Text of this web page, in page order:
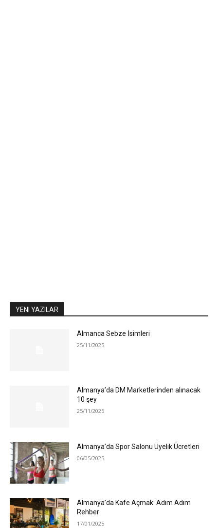
YENI YAZILAR
Almanca Sebze İsimleri
25/11/2025
Almanya’da DM Marketlerinden alınacak
10 şey
25/11/2025
Almanya’da Spor Salonu Üyelik Ücretleri
06/05/2025
Almanya’da Kafe Açmak: Adım Adım
Rehber
17/01/2025